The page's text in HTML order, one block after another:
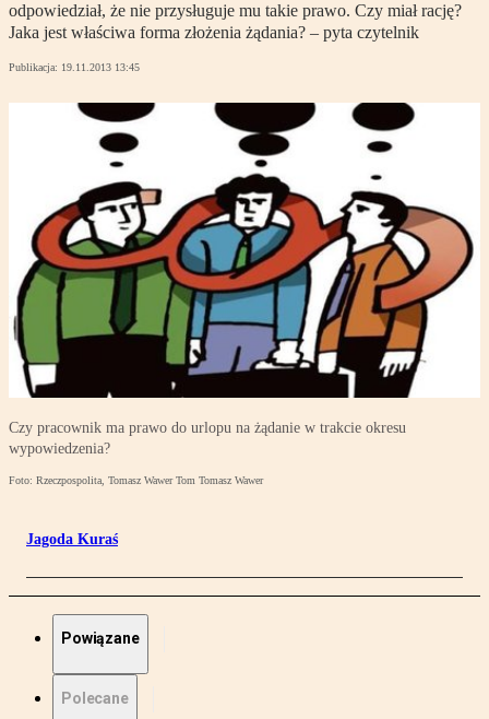
odpowiedział, że nie przysługuje mu takie prawo. Czy miał rację?
Jaka jest właściwa forma złożenia żądania? – pyta czytelnik
Publikacja: 19.11.2013 13:45
Czy pracownik ma prawo do urlopu na żądanie w trakcie okresu
wypowiedzenia?
Foto: Rzeczpospolita, Tomasz Wawer Tom Tomasz Wawer
Jagoda Kuraś
Powiązane
Polecane